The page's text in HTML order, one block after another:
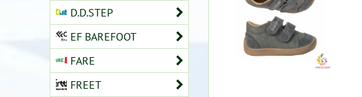
D.D.STEP
EF BAREFOOT
FARE
FREET